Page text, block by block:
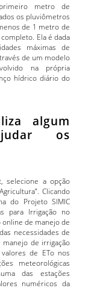
metro de
os pluviômetros
de 1 metro de
Ela é dada
máximas de
de um modelo
na própria
hídrico diário do
algum
os
selecione a opção
Clicando
do Projeto SIMIC
para Irrigação no
online de manejo de
necessidades de
manejo de irrigação
de ETo nos
meteorológicas
das estações
numéricos da